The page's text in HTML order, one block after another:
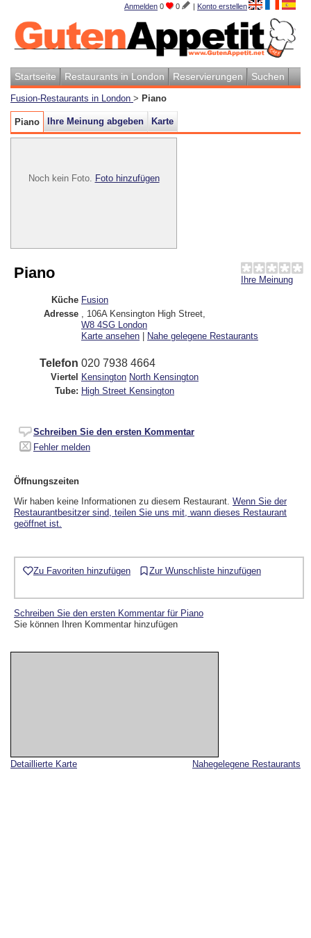
Anmelden 0 0 | Konto erstellen
Startseite Restaurants in London Reservierungen Suchen
Fusion-Restaurants in London > Piano
Piano Ihre Meinung abgeben Karte
Noch kein Foto. Foto hinzufügen
Nahegelegene Restaurants
Detaillierte Karte
Ihre Meinung
Piano
Küche Fusion
Adresse
, 106A Kensington High Street
W8 4SG London
Karte ansehen | Nahe gelegene Restaurants
Telefon 020 7938 4664
Viertel Kensington North Kensington
Tube: High Street Kensington
Schreiben Sie den ersten Kommentar
Fehler melden
Öffnungszeiten
Wir haben keine Informationen zu diesem Restaurant. Wenn Sie der
Restaurantbesitzer sind, teilen Sie uns mit, wann dieses Restaurant
geöffnet ist.
Zu Favoriten hinzufügen Zur Wunschliste hinzufügen
Schreiben Sie den ersten Kommentar für Piano
Sie können Ihren Kommentar hinzufügen